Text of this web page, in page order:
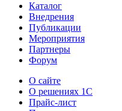
Каталог
Внедрения
Публикации
Мероприятия
Партнеры
Форум
О сайте
О решениях 1С
Прайс-лист